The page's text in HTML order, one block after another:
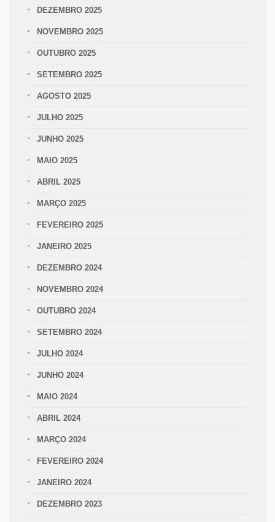
DEZEMBRO 2025
NOVEMBRO 2025
OUTUBRO 2025
SETEMBRO 2025
AGOSTO 2025
JULHO 2025
JUNHO 2025
MAIO 2025
ABRIL 2025
MARÇO 2025
FEVEREIRO 2025
JANEIRO 2025
DEZEMBRO 2024
NOVEMBRO 2024
OUTUBRO 2024
SETEMBRO 2024
JULHO 2024
JUNHO 2024
MAIO 2024
ABRIL 2024
MARÇO 2024
FEVEREIRO 2024
JANEIRO 2024
DEZEMBRO 2023